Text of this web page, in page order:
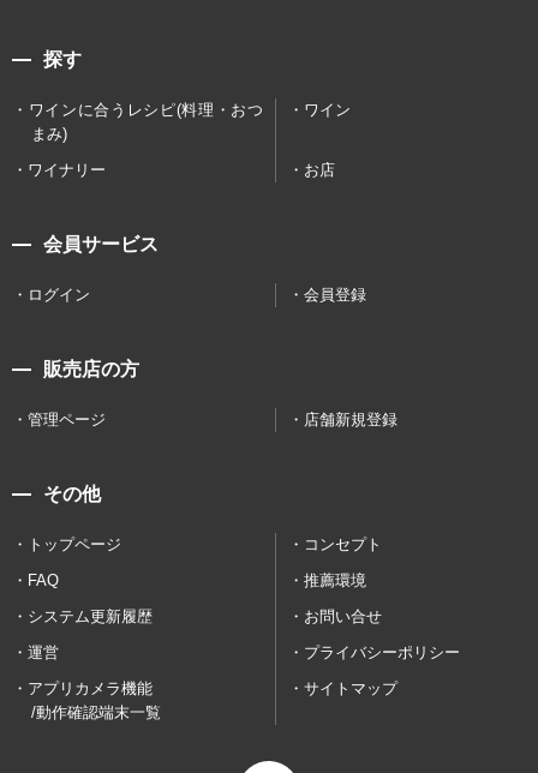
探す
ワインに合うレシピ(料理・おつ
まみ)
ワイン
ワイナリー お店
会員サービス
ログイン 会員登録
販売店の方
管理ページ 店舗新規登録
その他
トップページ
コンセプト
FAQ
推薦環境
システム更新履歴
お問い合せ
運営
プライバシーポリシー
アプリカメラ機能
/動作確認端末一覧
サイトマップ